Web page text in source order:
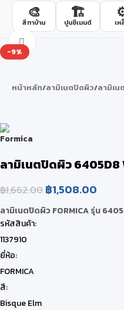
🎨
สีทาบ้าน
🏗️
ปูนซีเมนต์ เห
-9%
Click to enlarge
หน้าหลัก/ลามิเนตปิดผิว/ลามิเน
ลามิเนตปิดผิว 6405D8
฿1,662.00 ฿1,508.00
ลามิเนตปิดผิว FORMICA รุ่น
รหัสสินค้า:
1137910
ยี่ห้อ:
FORMICA
สี:
Bisque Elm